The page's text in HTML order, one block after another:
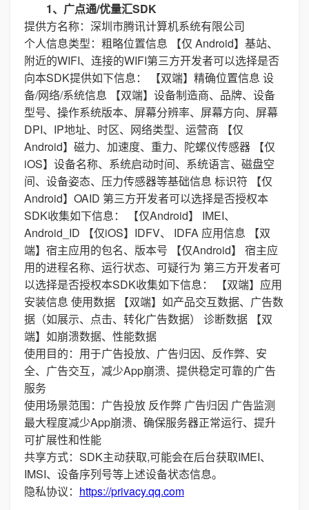
1、广点通/优量汇SDK
提供方名称：深圳市腾讯计算机系统有限公司
个人信息类型：粗略位置信息 【仅 Android】基站、
附近的WIFI、连接的WIFI第三方开发者可以选择是否
向本SDK提供如下信息： 【双端】精确位置信息 设
备/网络/系统信息 【双端】设备制造商、品牌、设备
型号、操作系统版本、屏幕分辨率、屏幕方向、屏幕
DPI、IP地址、时区、网络类型、运营商 【仅
Android】磁力、加速度、重力、陀螺仪传感器 【仅
iOS】设备名称、系统启动时间、系统语言、磁盘空
间、设备姿态、压力传感器等基础信息 标识符 【仅
Android】OAID 第三方开发者可以选择是否授权本
SDK收集如下信息： 【仅Android】 IMEI、
Android_ID 【仅iOS】IDFV、 IDFA 应用信息 【双
端】宿主应用的包名、版本号 【仅Android】 宿主应
用的进程名称、运行状态、可疑行为 第三方开发者可
以选择是否授权本SDK收集如下信息： 【双端】应用
安装信息 使用数据 【双端】如产品交互数据、广告数
据（如展示、点击、转化广告数据） 诊断数据 【双
端】如崩溃数据、性能数据
使用目的：用于广告投放、广告归因、反作弊、安
全、广告交互，减少App崩溃、提供稳定可靠的广告
服务
使用场景范围：广告投放 反作弊 广告归因 广告监测
最大程度减少App崩溃、确保服务器正常运行、提升
可扩展性和性能
共享方式：SDK主动获取,可能会在后台获取IMEI、
IMSI、设备序列号等上述设备状态信息。
隐私协议： https://privacy.qq.com